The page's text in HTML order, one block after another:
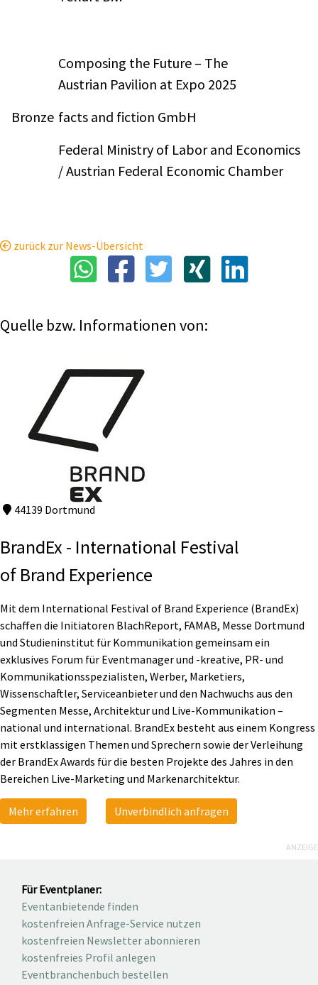
Bronze
Composing the Future – The
Austrian Pavilion at Expo 2025
facts and fiction GmbH
Federal Ministry of Labor and Economics
/ Austrian Federal Economic Chamber
zurück zur News-Übersicht
Quelle bzw. Informationen von:
44139 Dortmund
BrandEx - International Festival
of Brand Experience
Mit dem International Festival of Brand Experience (BrandEx)
schaffen die Initiatoren BlachReport, FAMAB, Messe Dortmund
und Studieninstitut für Kommunikation gemeinsam ein
exklusives Forum für Eventmanager und -kreative, PR- und
Kommunikationsspezialisten, Werber, Marketiers,
Wissenschaftler, Serviceanbieter und den Nachwuchs aus den
Segmenten Messe, Architektur und Live-Kommunikation –
national und international. BrandEx besteht aus einem Kongress
mit erstklassigen Themen und Sprechern sowie der Verleihung
der BrandEx Awards für die besten Projekte des Jahres in den
Bereichen Live-Marketing und Markenarchitektur.
Mehr erfahren Unverbindlich anfragen
ANZEIGE
Für Eventplaner:
Eventanbietende finden
kostenfreien Anfrage-Service nutzen
kostenfreien Newsletter abonnieren
kostenfreies Profil anlegen
Eventbranchenbuch bestellen